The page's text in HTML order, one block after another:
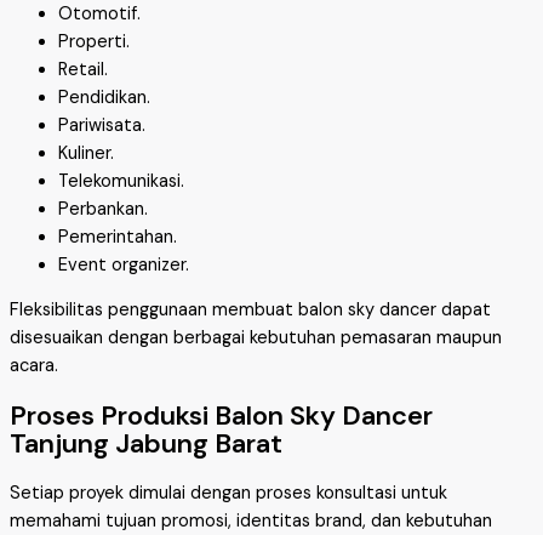
Otomotif.
Properti.
Retail.
Pendidikan.
Pariwisata.
Kuliner.
Telekomunikasi.
Perbankan.
Pemerintahan.
Event organizer.
Fleksibilitas penggunaan membuat balon sky dancer dapat
disesuaikan dengan berbagai kebutuhan pemasaran maupun
acara.
Proses Produksi Balon Sky Dancer
Tanjung Jabung Barat
Setiap proyek dimulai dengan proses konsultasi untuk
memahami tujuan promosi, identitas brand, dan kebutuhan